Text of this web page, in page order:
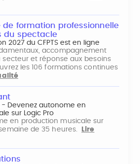
de formation professionnelle
du spectacle
2027 du CFPTS est en ligne
accompagnement
secteur et réponse aux besoins
les 106 formations continues
Devenez autonome en
sur Logic Pro
en production musicale sur
de 35 heures.
Lire